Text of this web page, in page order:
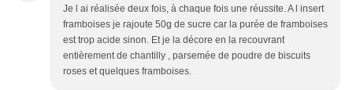
Je l ai réalisée deux fois, à chaque fois une réussite. A l insert
framboises je rajoute 50g de sucre car la purée de framboises
est trop acide sinon. Et je la décore en la recouvrant
entièrement de chantilly , parsemée de poudre de biscuits
roses et quelques framboises.